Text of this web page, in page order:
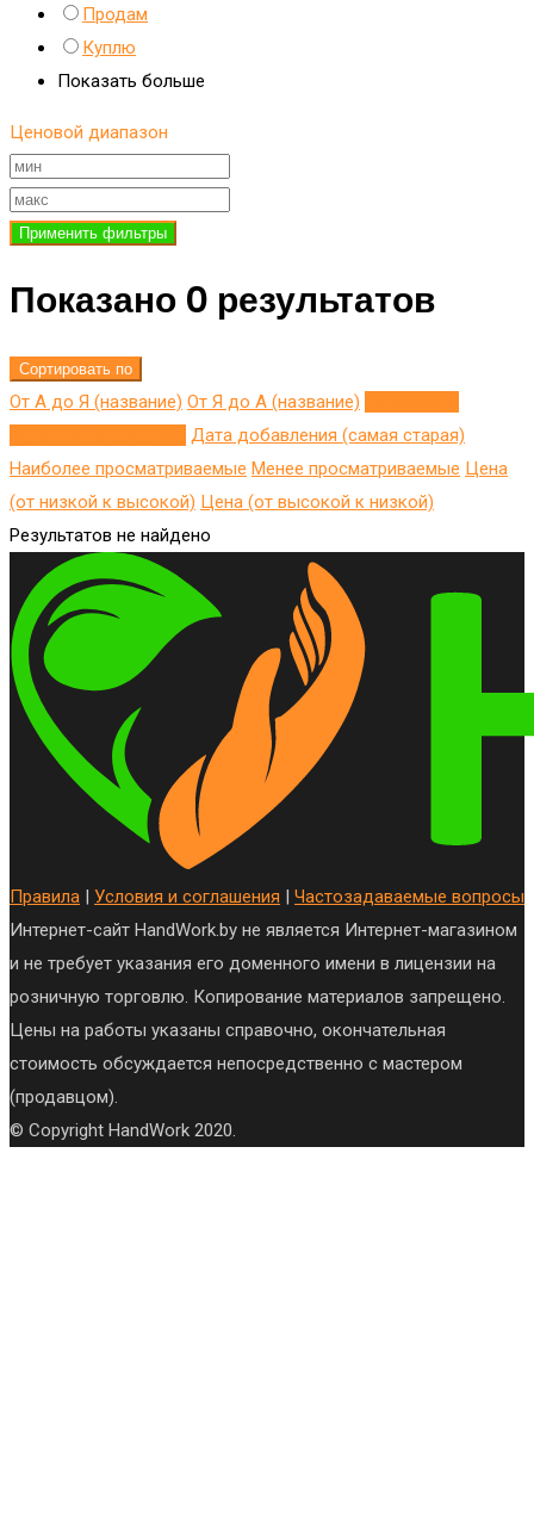
Продам
Куплю
Показать больше
Ценовой диапазон
Применить фильтры
Показано 0 результатов
Сортировать по
От А до Я (название) От Я до A (название)
Дата добавления (самая старая)
Наиболее просматриваемые Менее просматриваемые Цена
(от низкой к высокой) Цена (от высокой к низкой)
Результатов не найдено
Правила | Условия и соглашения | Частозадаваемые вопросы
Интернет-сайт HandWork.by не является Интернет-магазином
и не требует указания его доменного имени в лицензии на
розничную торговлю. Копирование материалов запрещено.
Цены на работы указаны справочно, окончательная
стоимость обсуждается непосредственно с мастером
(продавцом).
© Copyright HandWork 2020.